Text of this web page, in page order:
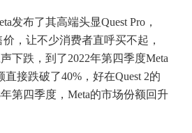
发布了其高端头显Quest Pro，
价，让不少消费者直呼买不起，
下跌，到了2022年第四季度Meta
接跌破了40%，好在Quest 2的
第四季度，Meta的市场份额回升